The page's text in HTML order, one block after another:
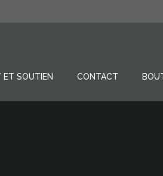
ET SOUTIEN CONTACT